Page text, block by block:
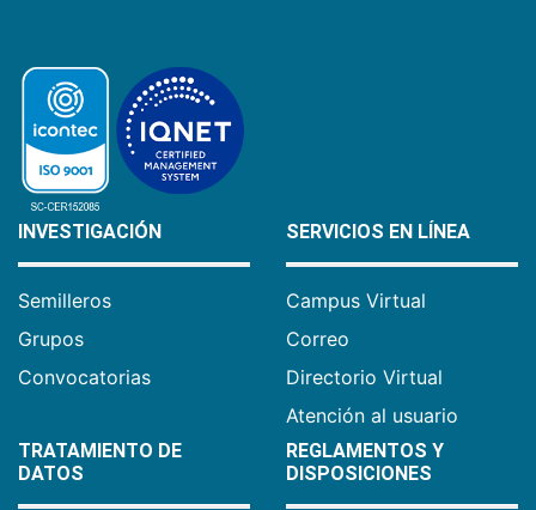
INVESTIGACIÓN
Semilleros
Grupos
Convocatorias
SERVICIOS EN LÍNEA
Campus Virtual
Correo
Directorio Virtual
Atención al usuario
TRATAMIENTO DE
DATOS
REGLAMENTOS Y
DISPOSICIONES